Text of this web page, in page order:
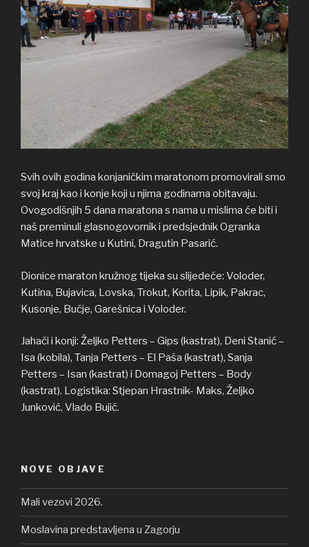
Svih ovih godina konjaničkim maratonom promovirali smo
svoj kraj kao i konje koji u njima godinama obitavaju.
Ovogodišnjih 5 dana maratona s nama u mislima će biti i
naš preminuli glasnogovornik i predsjednik Ogranka
Matice hrvatske u Kutini, Dragutin Pasarić.
Dionice maraton kružnog tijeka su slijedeće: Voloder,
Kutina, Bujavica, Lovska, Trokut, Korita, Lipik, Pakrac,
Kusonje, Bučje, Garešnica i Voloder.
Jahači i konji: Željko Petters – Gips (kastrat), Deni Stanić –
Isa (kobila), Tanja Petters – El Paša (kastrat), Sanja
Petters – Isan (kastrat) i Domagoj Petters – Body
(kastrat). Logistika: Stjepan Hrastnik- Maks, Željko
Junković, Vlado Bujić.
NOVE OBJAVE
Mali vezovi 2026.
Moslavina predstavljena u Zagorju